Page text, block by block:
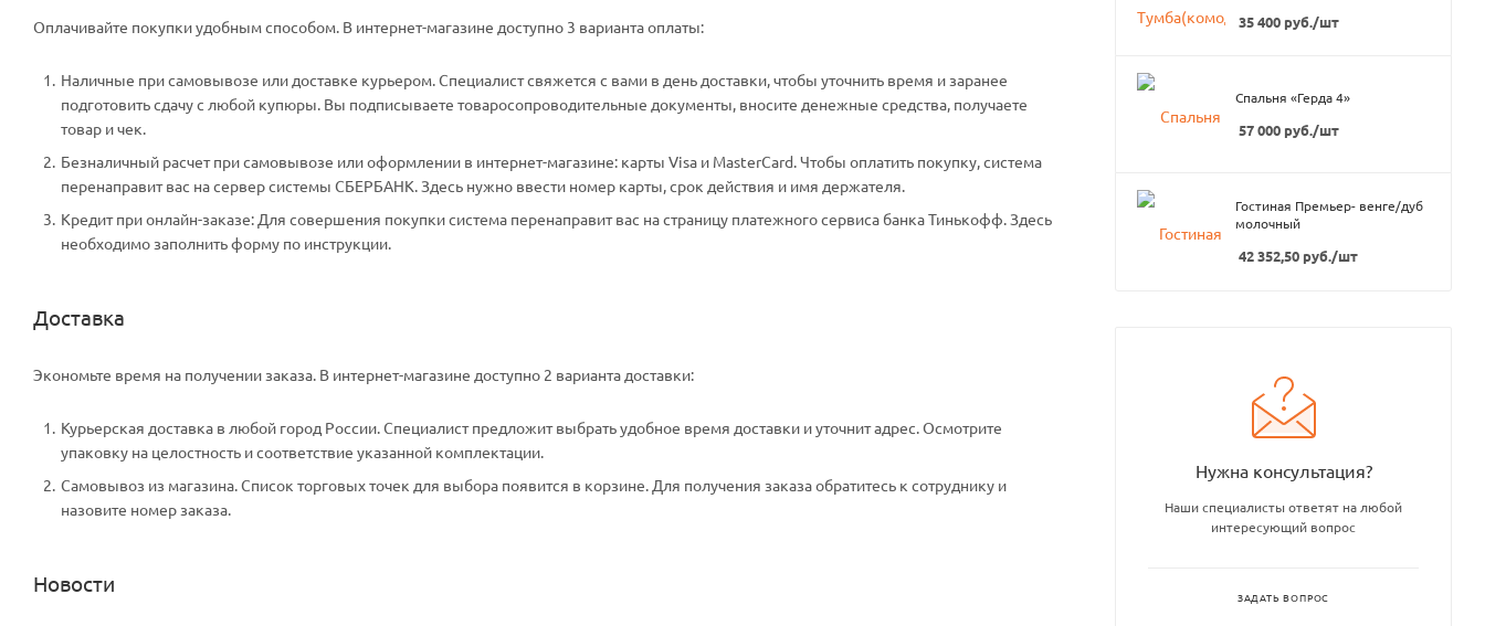
Оплачивайте покупки удобным способом. В интернет-магазине доступно 3 варианта оплаты:
Наличные при самовывозе или доставке курьером. Специалист свяжется с вами в день доставки, чтобы уточнить время и заранее
подготовить сдачу с любой купюры. Вы подписываете товаросопроводительные документы, вносите денежные средства, получаете
товар и чек.
Безналичный расчет при самовывозе или оформлении в интернет-магазине: карты Visa и MasterCard. Чтобы оплатить покупку, система
перенаправит вас на сервер системы СБЕРБАНК. Здесь нужно ввести номер карты, срок действия и имя держателя.
Кредит при онлайн-заказе: Для совершения покупки система перенаправит вас на страницу платежного сервиса банка Тинькофф. Здесь
необходимо заполнить форму по инструкции.
Доставка
Экономьте время на получении заказа. В интернет-магазине доступно 2 варианта доставки:
Курьерская доставка в любой город России. Специалист предложит выбрать удобное время доставки и уточнит адрес. Осмотрите
упаковку на целостность и соответствие указанной комплектации.
Самовывоз из магазина. Список торговых точек для выбора появится в корзине. Для получения заказа обратитесь к сотруднику и
назовите номер заказа.
Новости
35 400 руб./шт
Спальня «Герда 4»
57 000 руб./шт
Гостиная Премьер- венге/дуб
молочный
42 352,50 руб./шт
Нужна консультация?
Наши специалисты ответят на любой
интересующий вопрос
ЗАДАТЬ ВОПРОС